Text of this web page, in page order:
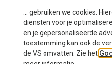
Mogelijk interessant
... gebruiken we cookies.
diensten voor je
en je gepersonaliseerde
toestemming kan ook de
de VS omvatten. Zie het